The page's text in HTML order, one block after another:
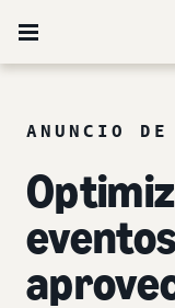
ANUNCIO DE